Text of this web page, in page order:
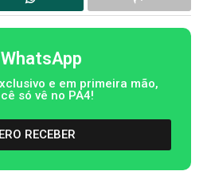
WhatsApp
e em primeira mão,
só vê no PA4!
RECEBER